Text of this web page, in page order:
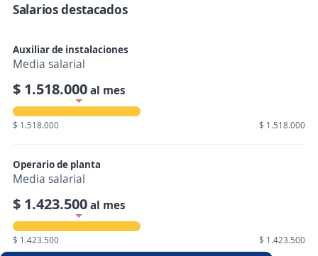
Salarios destacados
Auxiliar de instalaciones
Media salarial
$ 1.518.000al mes
$ 1.518.000 $ 1.518.000
Operario de planta
Media salarial
$ 1.423.500al mes
$ 1.423.500 $ 1.423.500